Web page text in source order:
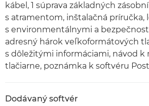
kábel, 1 súprava základných
s atramentom, inštalačná príručka,
s environmentálnymi a
adresný hárok veľkoformátových
s dôležitými informáciami, návod k
tlačiarne, poznámka k softvéru
Dodávaný softvér